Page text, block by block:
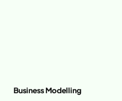
Business Modelling